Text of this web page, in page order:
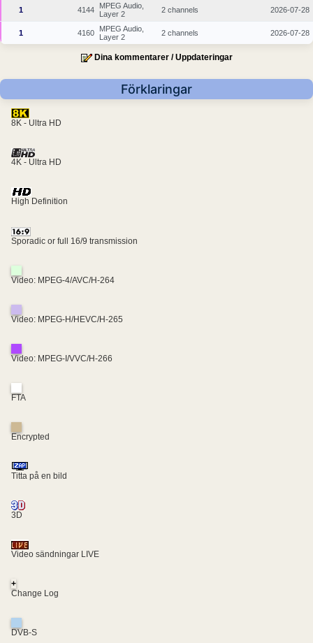
1 4144
MPEG Audio,
Layer 2
2 channels 2026-07-28
1 4160
MPEG Audio,
Layer 2
2 channels 2026-07-28
Dina kommentarer / Uppdateringar
Förklaringar
8K - Ultra HD
4K - Ultra HD
High Definition
Sporadic or full 16/9 transmission
Video: MPEG-4/AVC/H-264
Video: MPEG-H/HEVC/H-265
Video: MPEG-I/VVC/H-266
FTA
Encrypted
Titta på en bild
3D
Video sändningar LIVE
+
Change Log
DVB-S